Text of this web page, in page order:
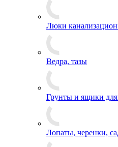
Люки
Ведра, тазы
Грунты и ящики для
Лопаты, черенки,